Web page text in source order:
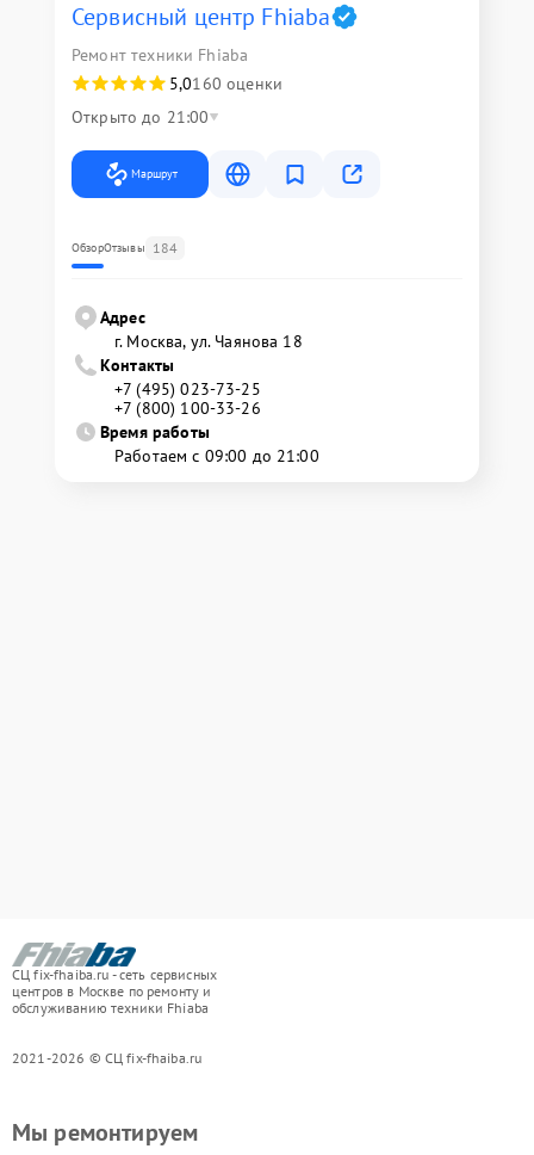
Сервисный центр Fhiaba
Ремонт техники Fhiaba
5,0160 оценки
Открыто до 21:00
Маршрут
ОбзорОтзывы 184
Адрес
г. Москва, ул. Чаянова 18
Контакты
+7 (495) 023-73-25
+7 (800) 100-33-26
Время работы
Работаем с 09:00 до 21:00
СЦ fix-fhaiba.ru - сеть сервисных
центров в Москве по ремонту и
обслуживанию техники Fhiaba
2021-2026 © СЦ fix-fhaiba.ru
Мы ремонтируем